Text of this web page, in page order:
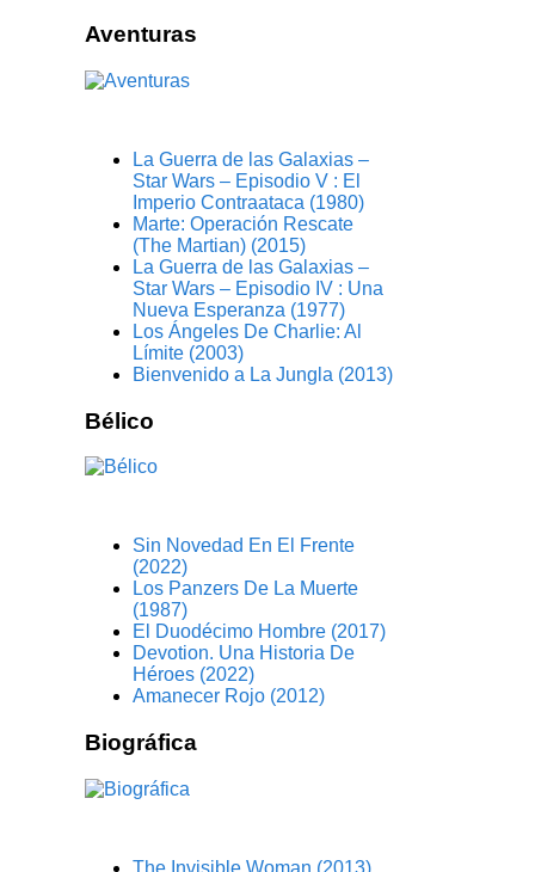
Aventuras
La Guerra de las Galaxias –
Star Wars – Episodio V : El
Imperio Contraataca (1980)
Marte: Operación Rescate
(The Martian) (2015)
La Guerra de las Galaxias –
Star Wars – Episodio IV : Una
Nueva Esperanza (1977)
Los Ángeles De Charlie: Al
Límite (2003)
Bienvenido a La Jungla (2013)
Bélico
Sin Novedad En El Frente
(2022)
Los Panzers De La Muerte
(1987)
El Duodécimo Hombre (2017)
Devotion. Una Historia De
Héroes (2022)
Amanecer Rojo (2012)
Biográfica
The Invisible Woman (2013)